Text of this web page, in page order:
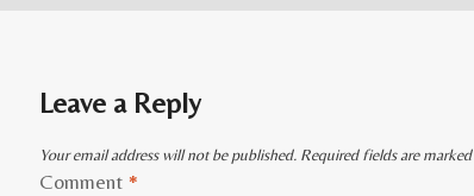
Leave a Reply
Your email address will not be published. Required fields are marked
Comment *